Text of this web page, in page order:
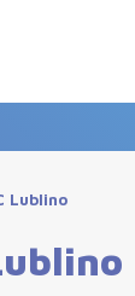
Lublino